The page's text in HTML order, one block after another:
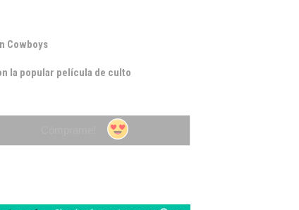
Cowboys
la popular película de culto